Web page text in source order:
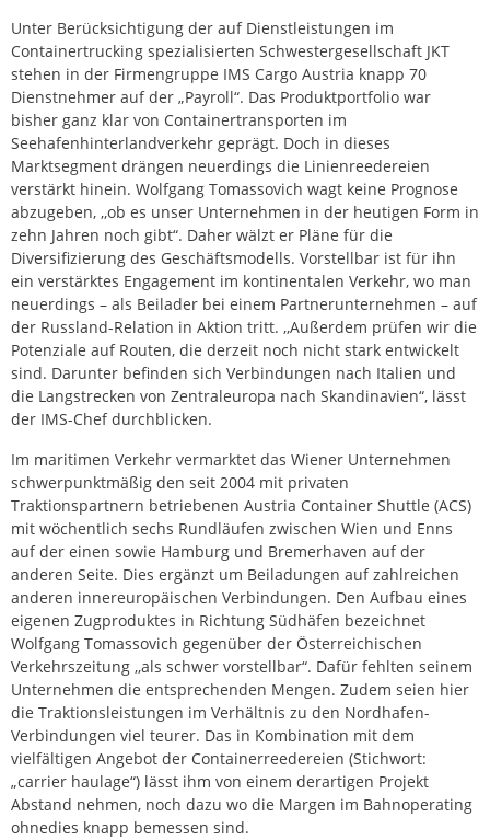
Unter Berücksichtigung der auf Dienstleistungen im
Containertrucking spezialisierten Schwestergesellschaft JKT
stehen in der Firmengruppe IMS Cargo Austria knapp 70
Dienstnehmer auf der „Payroll“. Das Produktportfolio war
bisher ganz klar von Containertransporten im
Seehafenhinterlandverkehr geprägt. Doch in dieses
Marktsegment drängen neuerdings die Linienreedereien
verstärkt hinein. Wolfgang Tomassovich wagt keine Prognose
abzugeben, ,,ob es unser Unternehmen in der heutigen Form in
zehn Jahren noch gibt“. Daher wälzt er Pläne für die
Diversifizierung des Geschäftsmodells. Vorstellbar ist für ihn
ein verstärktes Engagement im kontinentalen Verkehr, wo man
neuerdings – als Beilader bei einem Partnerunternehmen – auf
der Russland-Relation in Aktion tritt. ,,Außerdem prüfen wir die
Potenziale auf Routen, die derzeit noch nicht stark entwickelt
sind. Darunter befinden sich Verbindungen nach Italien und
die Langstrecken von Zentraleuropa nach Skandinavien“, lässt
der IMS-Chef durchblicken.
Im maritimen Verkehr vermarktet das Wiener Unternehmen
schwerpunktmäßig den seit 2004 mit privaten
Traktionspartnern betriebenen Austria Container Shuttle (ACS)
mit wöchentlich sechs Rundläufen zwischen Wien und Enns
auf der einen sowie Hamburg und Bremerhaven auf der
anderen Seite. Dies ergänzt um Beiladungen auf zahlreichen
anderen innereuropäischen Verbindungen. Den Aufbau eines
eigenen Zugproduktes in Richtung Südhäfen bezeichnet
Wolfgang Tomassovich gegenüber der Österreichischen
Verkehrszeitung ,,als schwer vorstellbar“. Dafür fehlten seinem
Unternehmen die entsprechenden Mengen. Zudem seien hier
die Traktionsleistungen im Verhältnis zu den Nordhafen-
Verbindungen viel teurer. Das in Kombination mit dem
vielfältigen Angebot der Containerreedereien (Stichwort:
„carrier haulage“) lässt ihm von einem derartigen Projekt
Abstand nehmen, noch dazu wo die Margen im Bahnoperating
ohnedies knapp bemessen sind.